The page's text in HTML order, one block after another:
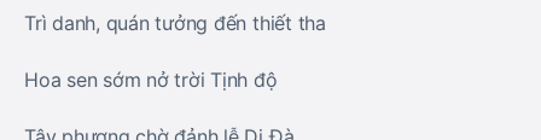
Trì danh, quán tưởng đến thiết tha
Hoa sen sớm nở trời Tịnh độ